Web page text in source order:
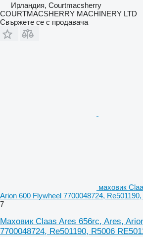
Ирландия, Courtmacsherry
COURTMACSHERRY MACHINERY LTD
Свържете се с продавача
маховик
Arion 600 Flywheel 7700048724,
7
Маховик Claas Ares 656rc, Ares,
7700048724, Re501190, R5006